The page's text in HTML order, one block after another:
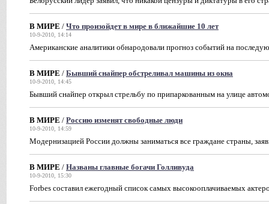
В МИРЕ / Что произойдет в мире в ближайшие 10 лет
10-9-2010, 14:14
Американские аналитики обнародовали прогноз событий на
В МИРЕ / Бывший снайпер обстреливал машины из окна
10-9-2010, 14:45
Бывший снайпер открыл стрельбу по припаркованным на улице
В МИРЕ / Россию изменят свободные люди
10-9-2010, 14:59
Модернизацией России должны заниматься все граждане страны,
В МИРЕ / Названы главные богачи Голливуда
10-9-2010, 15:30
Forbes составил ежегодный список самых высокооплачиваемых